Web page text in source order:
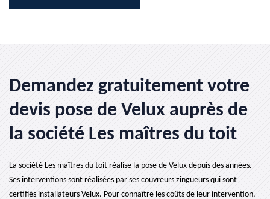
Demandez gratuitement votre
devis pose de Velux auprès de
la société Les maîtres du toit
La société Les maîtres du toit réalise la pose de Velux depuis des années.
Ses interventions sont réalisées par ses couvreurs zingueurs qui sont
certifiés installateurs Velux. Pour connaître les coûts de leur intervention,